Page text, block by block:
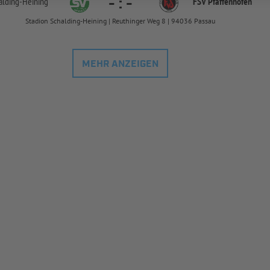
- : -
Stadion Schalding-Heining | Reuthinger Weg 8 | 94036 Passau
MEHR ANZEIGEN